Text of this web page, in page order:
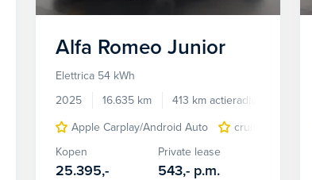
Alfa Romeo Junior
Elettrica 54 kWh
2025
16.635 km 413 km actieradius
Apple Carplay/Android Auto
cruise control
Kopen
25.395,-
Private lease
543,- p.m.